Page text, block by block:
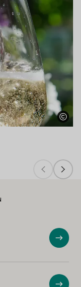
unter
ist eine
also
als die
aus Wein